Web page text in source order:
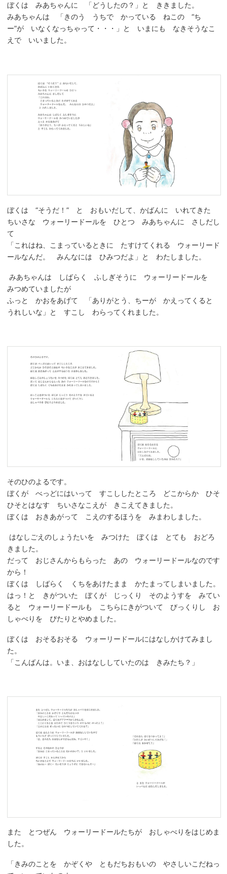
ぼくは みあちゃんに 「どうしたの？」と ききました。
みあちゃんは 「きのう うちで かっている ねこの “ち
ー”が いなくなっちゃって・・・」と いまにも なきそうなこ
えで いいました。
ぼくは “そうだ！” と おもいだして、かばんに いれてきた
ちいさな ウォーリードールを ひとつ みあちゃんに さしだし
て
「これはね、こまっているときに たすけてくれる ウォーリード
ールなんだ。 みんなには ひみつだよ」と わたしました。
みあちゃんは しばらく ふしぎそうに ウォーリードールを
みつめていましたが
ふっと かおをあげて 「ありがとう、ちーが かえってくると
うれしいな」と すこし わらってくれました。
そのひのよるです。
ぼくが べっどにはいって すこししたところ どこからか ひそ
ひそとはなす ちいさなこえが きこえてきました。
ぼくは おきあがって こえのするほうを みまわしました。
はなしごえのしょうたいを みつけた ぼくは とても おどろ
きました。
だって おじさんからもらった あの ウォーリードールなのです
から！
ぼくは しばらく くちをあけたまま かたまってしまいました。
はっ！と きがついた ぼくが じっくり そのようすを みてい
ると ウォーリードールも こちらにきがついて びっくりし お
しゃべりを ぴたりとやめました。
ぼくは おそるおそる ウォーリードールにはなしかけてみまし
た。
「こんばんは。いま、おはなししていたのは きみたち？」
また とつぜん ウォーリードールたちが おしゃべりをはじめま
した。
「きみのことを かぞくや ともだちおもいの やさしいこだねっ